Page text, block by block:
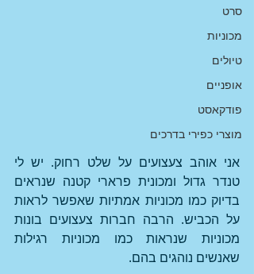
סרט
מכוניות
טיולים
אופניים
פודקאסט
מוצרי כפירי בדרכים
שאנשים נוהגים בהם.